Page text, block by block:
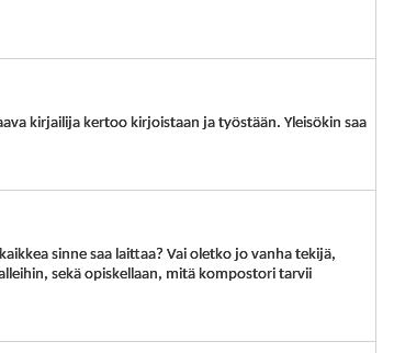
kirjailija kertoo kirjoistaan ja työstään. Yleisökin saa
sinne saa laittaa? Vai oletko jo vanha tekijä,
sekä opiskellaan, mitä kompostori tarvii